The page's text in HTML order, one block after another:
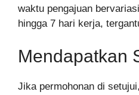
waktu pengajuan
hingga 7 hari kerja,
Mendapatkan
Jika permohonan di